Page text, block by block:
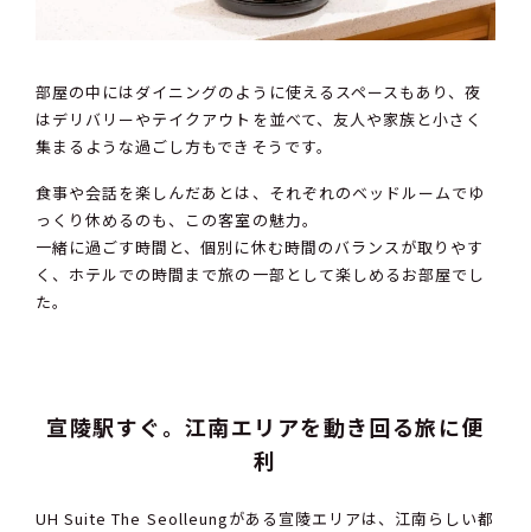
部屋の中にはダイニングのように使えるスペースもあり、夜
はデリバリーやテイクアウトを並べて、友人や家族と小さく
集まるような過ごし方もできそうです。
食事や会話を楽しんだあとは、それぞれのベッドルームでゆ
っくり休めるのも、この客室の魅力。
一緒に過ごす時間と、個別に休む時間のバランスが取りやす
く、ホテルでの時間まで旅の一部として楽しめるお部屋でし
た。
宣陵駅すぐ。江南エリアを動き回る旅に便
利
UH Suite The Seolleungがある宣陵エリアは、江南らしい都